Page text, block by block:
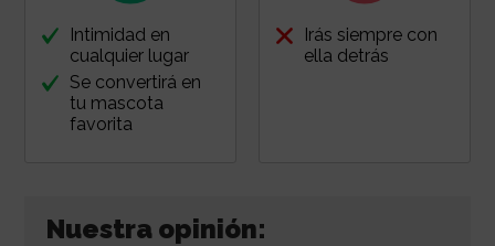
Intimidad en
cualquier lugar
Se convertirá en
tu mascota
favorita
Irás siempre con
ella detrás
Nuestra opinión: